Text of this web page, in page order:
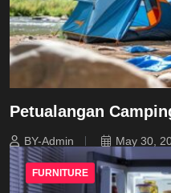
Petualangan
BY-Admin May 30,
FURNITURE